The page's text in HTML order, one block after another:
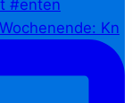
Kn